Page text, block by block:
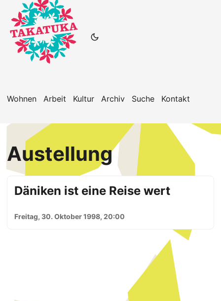
Wohnen Arbeit Kultur Archiv Suche Kontakt
Austellung
Däniken ist eine Reise wert
Freitag, 30. Oktober 1998, 20:00